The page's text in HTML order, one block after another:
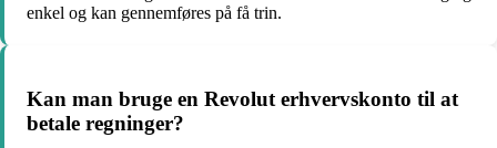
enkel og kan gennemføres på få trin.
Kan man bruge en Revolut erhvervskonto til at
betale regninger?